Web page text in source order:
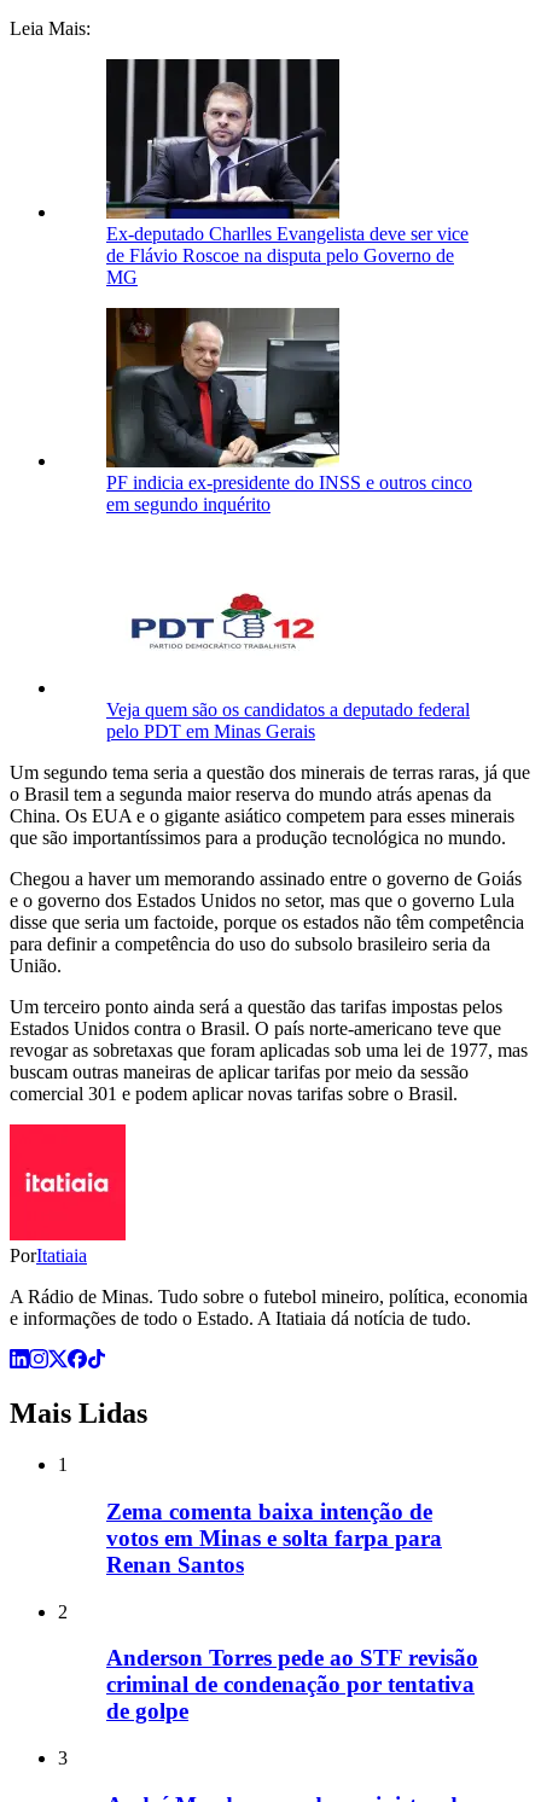
Leia Mais:
Ex-deputado Charlles Evangelista deve ser vice
de Flávio Roscoe na disputa pelo Governo de
MG
PF indicia ex-presidente do INSS e outros cinco
em segundo inquérito
Veja quem são os candidatos a deputado federal
pelo PDT em Minas Gerais
Um segundo tema seria a questão dos minerais de terras raras, já que
o Brasil tem a segunda maior reserva do mundo atrás apenas da
China. Os EUA e o gigante asiático competem para esses minerais
que são importantíssimos para a produção tecnológica no mundo.
Chegou a haver um memorando assinado entre o governo de Goiás
e o governo dos Estados Unidos no setor, mas que o governo Lula
disse que seria um factoide, porque os estados não têm competência
para definir a competência do uso do subsolo brasileiro seria da
União.
Um terceiro ponto ainda será a questão das tarifas impostas pelos
Estados Unidos contra o Brasil. O país norte-americano teve que
revogar as sobretaxas que foram aplicadas sob uma lei de 1977, mas
buscam outras maneiras de aplicar tarifas por meio da sessão
comercial 301 e podem aplicar novas tarifas sobre o Brasil.
PorItatiaia
A Rádio de Minas. Tudo sobre o futebol mineiro, política, economia
e informações de todo o Estado. A Itatiaia dá notícia de tudo.
Mais Lidas
1
Zema comenta baixa intenção de
votos em Minas e solta farpa para
Renan Santos
2
Anderson Torres pede ao STF revisão
criminal de condenação por tentativa
de golpe
3